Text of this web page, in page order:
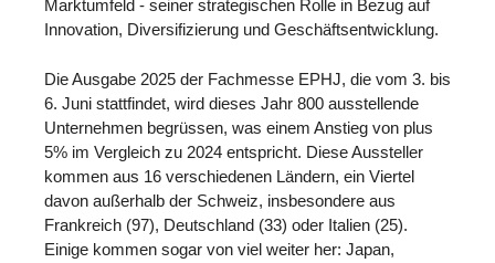
Marktumfeld - seiner strategischen Rolle in Bezug auf
Innovation, Diversifizierung und Geschäftsentwicklung.
Die Ausgabe 2025 der Fachmesse EPHJ, die vom 3. bis
6. Juni stattfindet, wird dieses Jahr 800 ausstellende
Unternehmen begrüssen, was einem Anstieg von plus
5% im Vergleich zu 2024 entspricht. Diese Aussteller
kommen aus 16 verschiedenen Ländern, ein Viertel
davon außerhalb der Schweiz, insbesondere aus
Frankreich (97), Deutschland (33) oder Italien (25).
Einige kommen sogar von viel weiter her: Japan,